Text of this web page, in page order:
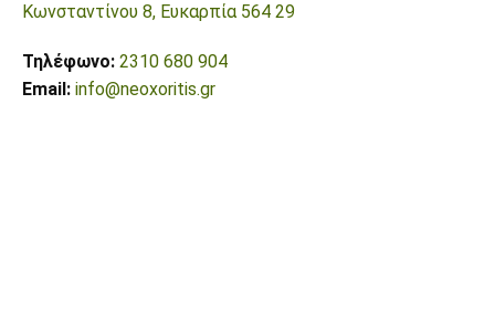
Κωνσταντίνου 8, Ευκαρπία 564 29
Τηλέφωνο: 2310 680 904
Email: info@neoxoritis.gr